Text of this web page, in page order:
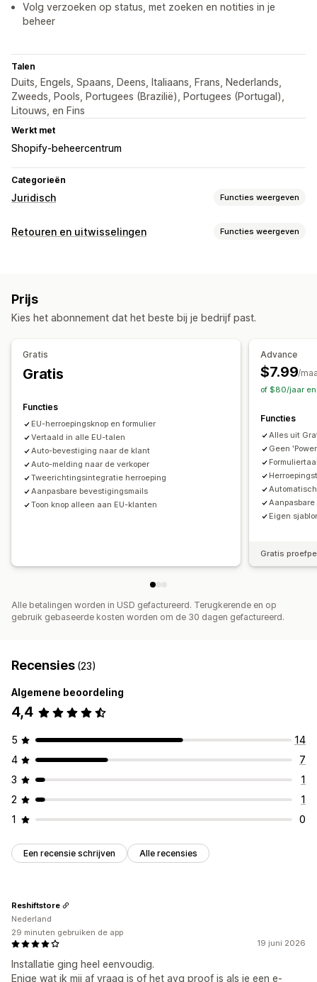
Volg verzoeken op status, met zoeken en notities in je
beheer
Talen
Duits, Engels, Spaans, Deens, Italiaans, Frans, Nederlands,
Zweeds, Pools, Portugees (Brazilië), Portugees (Portugal),
Litouws, en Fins
Werkt met
Shopify-beheercentrum
Categorieën
Juridisch Functies weergeven
Compliance
Kleur en lettertype
Aangepaste code
Meerdere talen
Aangepaste tekst
Retouren en uitwisselingen Functies weergeven
Retourbeheer
Prijs
Kies het abonnement dat het beste bij je bedrijf past.
Gratis
Gratis
Functies
EU-herroepingsknop en formulier
Vertaald in alle EU-talen
Auto-bevestiging naar de klant
Auto-melding naar de verkoper
Tweerichtingsintegratie herroeping
Aanpasbare bevestigingsmails
Toon knop alleen aan EU-klanten
Advance
$7.99/
of $80/jaar en
Functies
Alles uit
Geen
Eigen
Gratis
Alle betalingen worden in USD gefactureerd. Terugkerende en op
gebruik gebaseerde kosten worden om de 30 dagen gefactureerd.
Recensies (23)
Algemene beoordeling
4,4
5
14
4
7
3
1
2
1
1
0
Een recensie schrijven Alle recensies
19 juni 2026
Installatie ging heel eenvoudig.
Enige wat ik mij af vraag is of het avg proof is als je een e-
Reshiftstore
Nederland
29 minuten gebruiken de app